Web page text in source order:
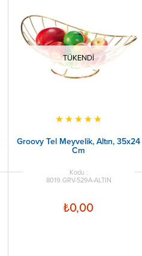
TÜKENDI
Groovy Tel Meyvelik, Altın, 35x24
Cm
★★★★★
8019.GRV-529A-ALTIN
₺0,00